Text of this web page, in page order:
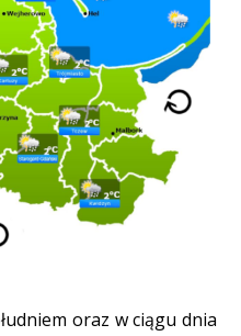
oraz w ciągu dnia